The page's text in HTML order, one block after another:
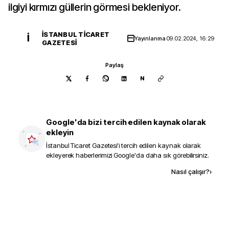
ilgiyi kırmızı güllerin görmesi bekleniyor.
İ
İSTANBUL TICARET
GAZETESI
Yayınlanma09.02.2024, 16:29
Paylaş
N
Google'da bizi tercih edilen kaynak olarak
ekleyin
İstanbul Ticaret Gazetesi'i tercih edilen kaynak olarak
ekleyerek haberlerimizi Google'da daha sık görebilirsiniz.
Nasıl çalışır?›